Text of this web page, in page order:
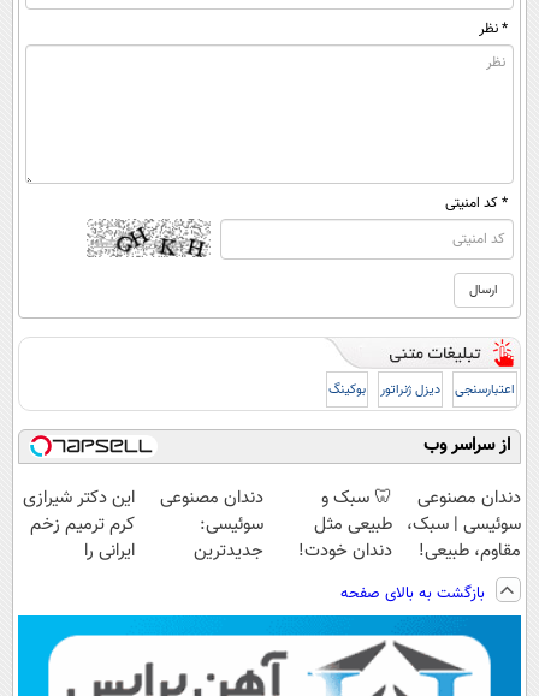
* نظر
* کد امنیتی
اعتبارسنجی دیزل ژنراتور بوکینگ
از سراسر وب
دندان مصنوعی
سوئیسی | سبک،
مقاوم، طبیعی!
ویزیت
رایگان+پرداخت
اقساطی😍
🦷 سبک و
طبیعی مثل
دندان خودت!
پرداخت اقساطی
💳 📍 تهران
دندان مصنوعی
سوئیسی:
جدیدترین
پرداخت قسطی
این دکتر شیرازی
کرم ترمیم زخم
ایرانی را
بازگشت به بالای صفحه